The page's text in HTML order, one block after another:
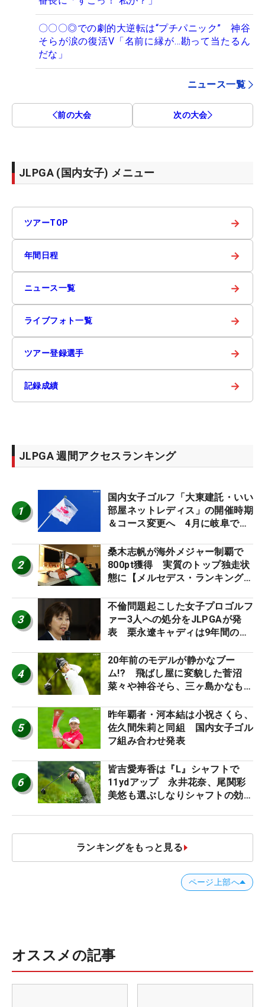
〇〇〇◎での劇的大逆転は“プチパニック” 神谷
そらが涙の復活V「名前に縁が…勘って当たるん
だな」
ニュース一覧
前の大会 次の大会
JLPGA (国内女子) メニュー
ツアーTOP →
年間日程 →
ニュース一覧 →
ライブフォト一覧 →
ツアー登録選手 →
記録成績 →
JLPGA 週間アクセスランキング
1
国内女子ゴルフ「大東建託・いい
部屋ネットレディス」の開催時期
＆コース変更へ 4月に岐阜で開
2
桑木志帆が海外メジャー制覇で
800pt獲得 実質のトップ独走状
態に【メルセデス・ランキング番
3
不倫問題起こした女子プロゴルフ
ァー3人への処分をJLPGAが発
表 栗永遼キャディは9年間の立
4
20年前のモデルが静かなブー
ム!? 飛ばし屋に変貌した菅沼
菜々や神谷そら、三ヶ島かなも使
ロたちの“飛ばしギア”】
5
昨年覇者・河本結は小祝さくら、
佐久間朱莉と同組 国内女子ゴル
フ組み合わせ発表
6
皆吉愛寿香は『L』シャフトで
11ydアップ 永井花奈、尾関彩
美悠も選ぶしなりシャフトの効果
ランキングをもっと見る
ページ上部へ
オススメの記事